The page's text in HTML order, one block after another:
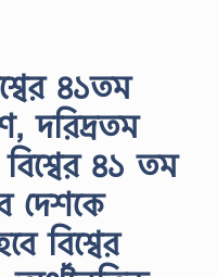
৪১তম
দরিদ্রতম
৪১ তম
দেশকে
বিশ্বের